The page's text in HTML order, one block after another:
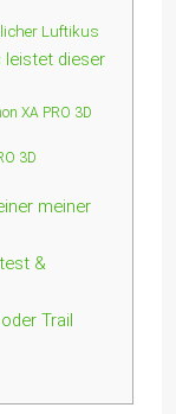
Luftikus
leistet dieser
XA PRO 3D
3D
meiner
&
Trail